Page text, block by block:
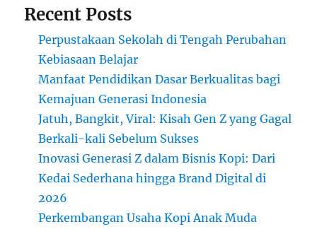
Recent Posts
Perpustakaan Sekolah di Tengah Perubahan
Kebiasaan Belajar
Manfaat Pendidikan Dasar Berkualitas bagi
Kemajuan Generasi Indonesia
Jatuh, Bangkit, Viral: Kisah Gen Z yang Gagal
Berkali-kali Sebelum Sukses
Inovasi Generasi Z dalam Bisnis Kopi: Dari
Kedai Sederhana hingga Brand Digital di
2026
Perkembangan Usaha Kopi Anak Muda